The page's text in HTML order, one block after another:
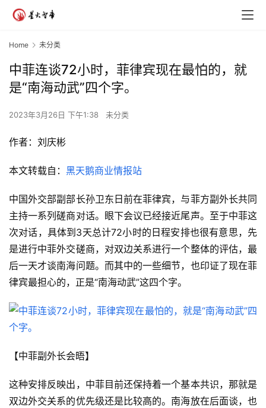
Home 未分类
中菲连谈72小时，菲律宾现在最怕的，就
是“南海动武”四个字。
2023年3月26日 下午1:38 未分类
作者：刘庆彬
本文转载自： 黑天鹅商业情报站
中国外交部副部长孙卫东日前在菲律宾，与菲方副外长共同
主持一系列磋商对话。眼下会议已经接近尾声。至于中菲这
次对话，具体到3天总计72小时的日程安排也很有意思，先
是进行中菲外交磋商，对双边关系进行一个整体的评估，最
后一天才谈南海问题。而其中的一些细节，也印证了现在菲
律宾最担心的，正是“南海动武”这四个字。
【中菲副外长会晤】
这种安排反映出，中菲目前还保持着一个基本共识，那就是
双边外交关系的优先级还是比较高的。南海放在后面谈，也